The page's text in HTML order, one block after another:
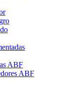
ABF
ABF